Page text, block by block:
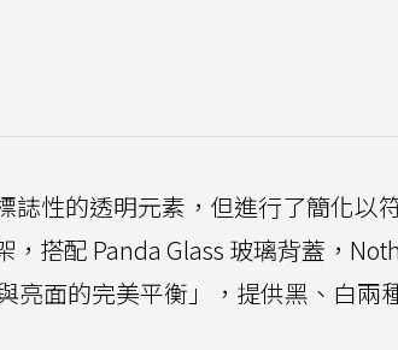
誌性的透明元素，但進行了簡化以
搭配 Panda Glass 玻璃背蓋，
亮面的完美平衡」，提供黑、白兩